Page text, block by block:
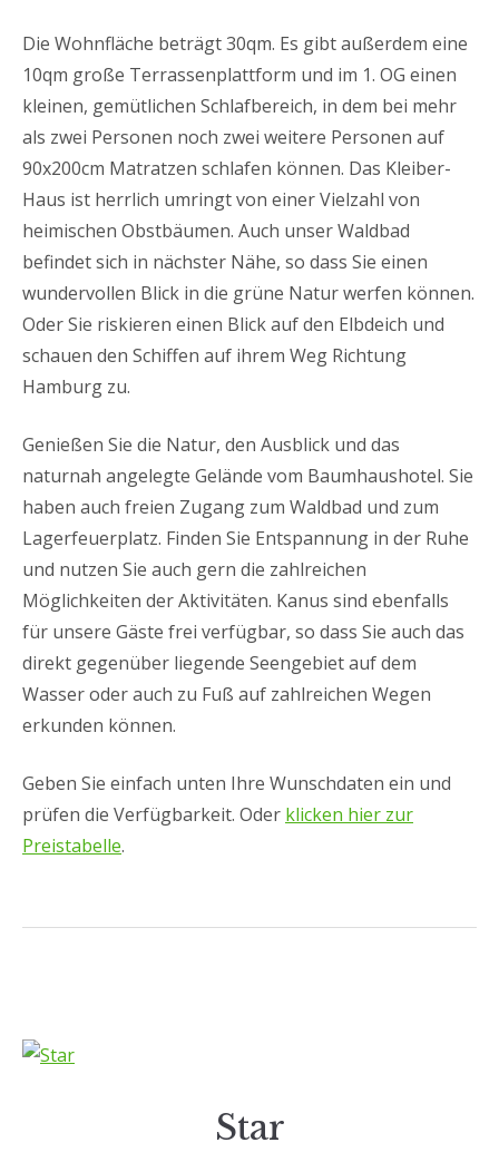
Die Wohnfläche beträgt 30qm. Es gibt außerdem eine
10qm große Terrassenplattform und im 1. OG einen
kleinen, gemütlichen Schlafbereich, in dem bei mehr
als zwei Personen noch zwei weitere Personen auf
90x200cm Matratzen schlafen können. Das Kleiber-
Haus ist herrlich umringt von einer Vielzahl von
heimischen Obstbäumen. Auch unser Waldbad
befindet sich in nächster Nähe, so dass Sie einen
wundervollen Blick in die grüne Natur werfen können.
Oder Sie riskieren einen Blick auf den Elbdeich und
schauen den Schiffen auf ihrem Weg Richtung
Hamburg zu.
Genießen Sie die Natur, den Ausblick und das
naturnah angelegte Gelände vom Baumhaushotel. Sie
haben auch freien Zugang zum Waldbad und zum
Lagerfeuerplatz. Finden Sie Entspannung in der Ruhe
und nutzen Sie auch gern die zahlreichen
Möglichkeiten der Aktivitäten. Kanus sind ebenfalls
für unsere Gäste frei verfügbar, so dass Sie auch das
direkt gegenüber liegende Seengebiet auf dem
Wasser oder auch zu Fuß auf zahlreichen Wegen
erkunden können.
Geben Sie einfach unten Ihre Wunschdaten ein und
prüfen die Verfügbarkeit. Oder klicken hier zur
Preistabelle.
Star